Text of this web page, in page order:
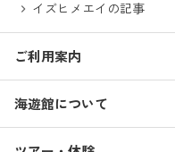
イズヒメエイ の記事
ご利用案内
入館料・その他チケット
海遊館について